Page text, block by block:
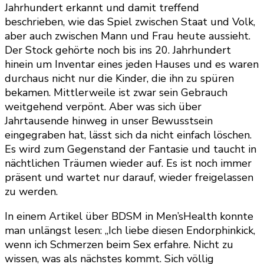
Jahrhundert erkannt und damit treffend
beschrieben, wie das Spiel zwischen Staat und Volk,
aber auch zwischen Mann und Frau heute aussieht.
Der Stock gehörte noch bis ins 20. Jahrhundert
hinein um Inventar eines jeden Hauses und es waren
durchaus nicht nur die Kinder, die ihn zu spüren
bekamen. Mittlerweile ist zwar sein Gebrauch
weitgehend verpönt. Aber was sich über
Jahrtausende hinweg in unser Bewusstsein
eingegraben hat, lässt sich da nicht einfach löschen.
Es wird zum Gegenstand der Fantasie und taucht in
nächtlichen Träumen wieder auf. Es ist noch immer
präsent und wartet nur darauf, wieder freigelassen
zu werden.
In einem Artikel über BDSM in Men’sHealth konnte
man unlängst lesen: „Ich liebe diesen Endorphinkick,
wenn ich Schmerzen beim Sex erfahre. Nicht zu
wissen, was als nächstes kommt. Sich völlig